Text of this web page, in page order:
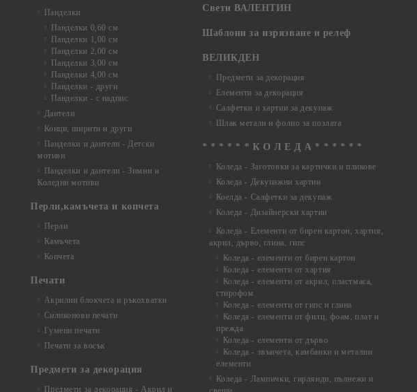
Панделки
Панделки 0,60 см
Панделки 1,00 см
Панделки 2,00 см
Панделки 3,00 см
Панделки 4,00 см
Панделки - други
Панделки - с надпис
Дантели
Конци, ширити и други
Панделки и дантели - Детски
мотиви
Панделки и дантели - Зимни и
Коледни мотиви
Перли,камъчета и копчета
Перли
Камъчета
Копчета
Печати
Акрилни блокчета и ръкохватки
Силиконови печати
Гумени печати
Печати за восък
Предмети за декорация
Предмети за декорация - Акрил и
Свети ВАЛЕНТИН
Шаблони за изрязване и релеф
ВЕЛИКДЕН
Предмети за декорация
Елементи за декорация
Салфетки и хартии за декупаж
Шлак метали и фолио за позлата
* * * * * * К О Л Е Д А * * * * * *
Коледа - Заготовки за картички и пликове
Коледа - Декупажни хартии
Коелда - Салфетки за декупаж
Коледа - Дизайнерски хартии
Коледа - Eлементи от бирен картон, хартия,
акрил, дърво, глина, гипс
Коледа - елементи от бирен картон
Коледа - елементи от хартия
Коледа - елементи от акрил, пластмаса,
стирофом
Коледа - елементи от гипс и глина
Коледа - елементи от филц, фоам, плат и
прежда
Коледа - елементи от дърво
Коледа - звънчета, камбанки и метални
елементи
Коледа - Лампички, гирлянди, пълнежи и